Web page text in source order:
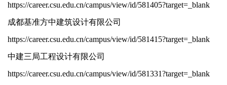
https://career.csu.edu.cn/campus/view/id/581405?target=_blank
成都基准方中建筑设计有限公司
https://career.csu.edu.cn/campus/view/id/581415?target=_blank
中建三局工程设计有限公司
https://career.csu.edu.cn/campus/view/id/581331?target=_blank